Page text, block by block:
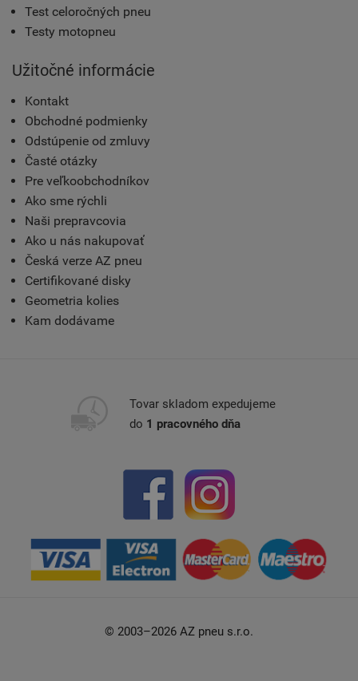
Test celoročných pneu
Testy motopneu
Užitočné informácie
Kontakt
Obchodné podmienky
Odstúpenie od zmluvy
Časté otázky
Pre veľkoobchodníkov
Ako sme rýchli
Naši prepravcovia
Ako u nás nakupovať
Česká verze AZ pneu
Certifikované disky
Geometria kolies
Kam dodávame
Tovar skladom expedujeme
do 1 pracovného dňa
© 2003–2026 AZ pneu s.r.o.